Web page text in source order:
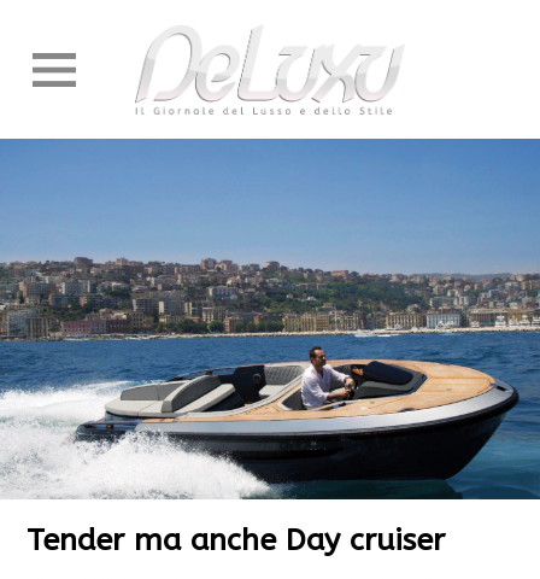
Tender ma anche Day cruiser